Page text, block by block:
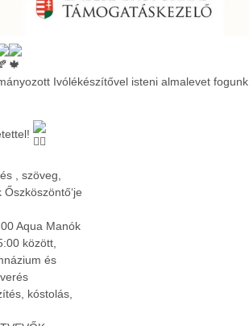
Ivólékészítővel isteni almalevet fogunk